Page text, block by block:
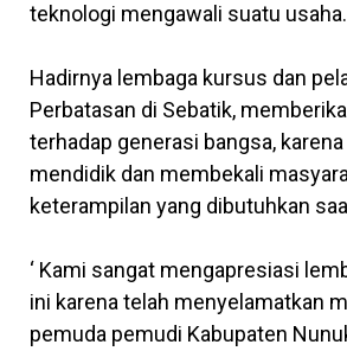
teknologi mengawali suatu usaha.
Hadirnya lembaga kursus dan
Perbatasan di Sebatik,
terhadap generasi bangsa,
mendidik dan membekali
keterampilan yang dibutuhkan
‘ Kami sangat mengapresiasi
ini karena telah menyelamatkan
pemuda pemudi Kabupaten